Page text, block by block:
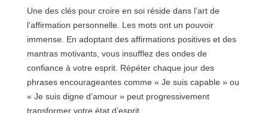
Une des clés pour croire en soi réside dans l’art de
l’affirmation personnelle. Les mots ont un pouvoir
immense. En adoptant des affirmations positives et des
mantras motivants, vous insufflez des ondes de
confiance à votre esprit. Répéter chaque jour des
phrases encourageantes comme « Je suis capable » ou
« Je suis digne d’amour » peut progressivement
transformer votre état d’esprit.